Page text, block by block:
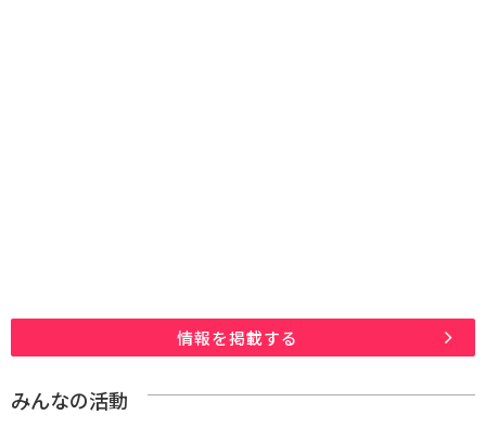
情報を掲載する
みんなの活動